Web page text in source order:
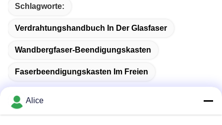
Schlagworte:
Verdrahtungshandbuch In Der Glasfaser
Wandbergfaser-Beendigungskasten
Faserbeendigungskasten Im Freien
Alice